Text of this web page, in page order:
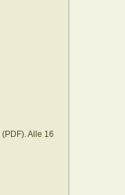
Alle 16